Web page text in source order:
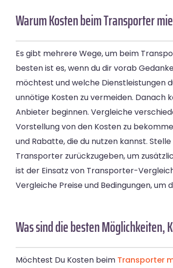
Warum Kosten beim Transporter
Es gibt mehrere Wege, um beim
besten ist es, wenn du dir vorab
möchtest und welche Dienstleistungen
unnötige Kosten zu vermeiden. Danach
Anbieter beginnen. Vergleiche
Vorstellung von den Kosten zu
und Rabatte, die du nutzen kannst.
Transporter zurückzugeben, um
ist der Einsatz von Transporter-
Vergleiche Preise und Bedingungen, um
Was sind die besten Möglichkeiten,
Möchtest Du Kosten beim Transporter